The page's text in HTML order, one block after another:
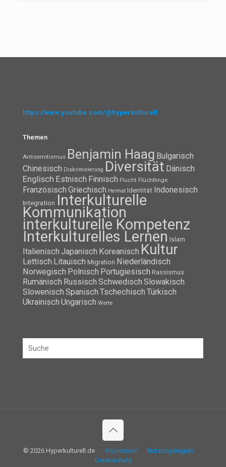
https://www.youtube.com/@hyperkulturell
Themen
Antisemitismus Benjamin Haag Bulgarisch
Chinesisch Diskriminierung Diversität Dänisch
Englisch Estnisch Finnisch Flucht Flüchtlinge
Französisch Griechisch Heimat Identität Indonesisch
Integration Interkulturelle
Kommunikation
interkulturelle Kompetenz
Interkulturelles Lernen Islam
Italienisch Japanisch Koreanisch Kultur
Lettisch Litauisch Migration Niederländisch
Norwegisch Polnisch Portugiesisch Rassismus
Rumänisch Russisch Schwedisch Slowakisch
Slowenisch Spanisch Tschechisch Türkisch
Ukrainisch Ungarisch Werte
© 2026 Hyperkulturell.de Impressum
Nutzungsregeln
Datenschutz